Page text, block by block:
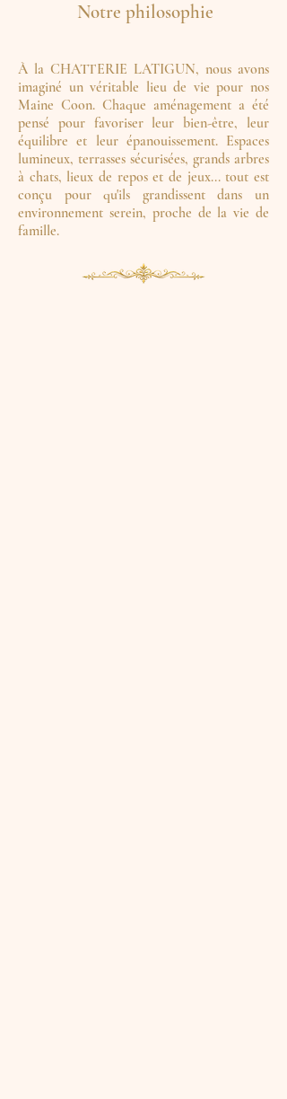
Notre philosophie
À la CHATTERIE LATIGUN, nous avons
imaginé un véritable lieu de vie pour nos
Maine Coon. Chaque aménagement a été
pensé pour favoriser leur bien-être, leur
équilibre et leur épanouissement. Espaces
lumineux, terrasses sécurisées, grands arbres
à chats, lieux de repos et de jeux... tout est
conçu pour qu'ils grandissent dans un
environnement serein, proche de la vie de
famille.